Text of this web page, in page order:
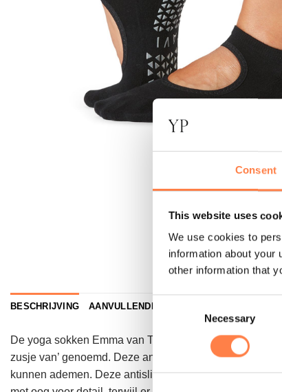
Consent
This website uses
We use cookies to
information about your
other information that
Consent
Necessary
BESCHRIJVING AANVULLENDE INFORMATIE
De yoga sokken Emma van Tavi, is de perfecte low
zusje van’ genoemd. Deze antislip yoga sokken
kunnen ademen. Deze antislip sokken kun je veilig in